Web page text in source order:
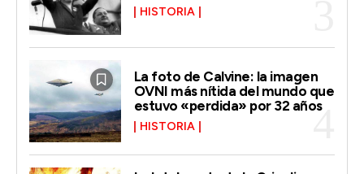
HISTORIA
La foto de Calvine: la imagen
OVNI más nítida del mundo que
estuvo «perdida» por 32 años
HISTORIA